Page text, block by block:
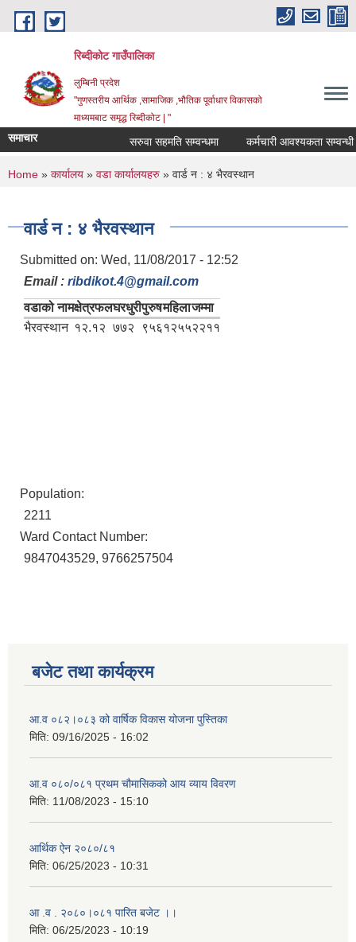
Skip to main content
रिब्दीकोट गाउँपालिका
लुम्बिनी प्रदेश
"गुणस्तरीय आर्थिक ,सामाजिक ,भौतिक पूर्वाधार विकासको
माध्यमबाट समृद्ध रिब्दीकोट | "
समाचार सरुवा सहमति सम्वन्धमा कर्मचारी आवश्यकता सम्वन्धी
You are here
Home » कार्यालय » वडा कार्यालयहरु » वार्ड न : ४ भैरवस्थान
वार्ड न : ४ भैरवस्थान
Submitted on: Wed, 11/08/2017 - 12:52
Email : ribdikot.4@gmail.com
वडाको नामक्षेत्रफलघरधुरीपुरुषमहिलाजम्मा
भैरवस्थान १२.१२ ७७२ ९५६१२५५२२११
Population:
2211
Ward Contact Number:
9847043529, 9766257504
बजेट तथा कार्यक्रम
आ.व ०८२।०८३ को वार्षिक विकास योजना पुस्तिका
मिति: 09/16/2025 - 16:02
आ.व ०८०/०८१ प्रथम चौमासिकको आय व्याय विवरण
मिति: 11/08/2023 - 15:10
आर्थिक ऐन २०८०/८१
मिति: 06/25/2023 - 10:31
आ .व . २०८०।०८१ पारित बजेट ।।
मिति: 06/25/2023 - 10:19